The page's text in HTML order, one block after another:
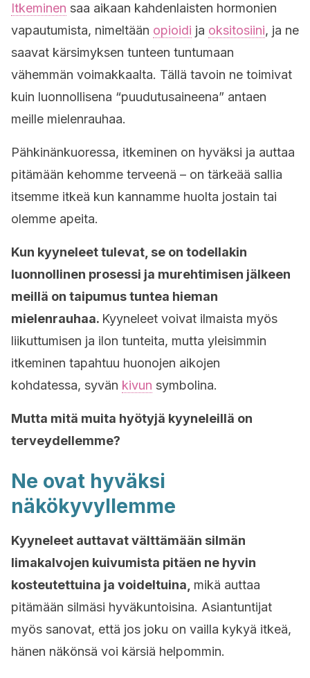
Itkeminen saa aikaan kahdenlaisten hormonien
vapautumista, nimeltään opioidi ja oksitosiini, ja ne
saavat kärsimyksen tunteen tuntumaan
vähemmän voimakkaalta. Tällä tavoin ne toimivat
kuin luonnollisena “puudutusaineena” antaen
meille mielenrauhaa.
Pähkinänkuoressa, itkeminen on hyväksi ja auttaa
pitämään kehomme terveenä – on tärkeää sallia
itsemme itkeä kun kannamme huolta jostain tai
olemme apeita.
Kun kyyneleet tulevat, se on todellakin
luonnollinen prosessi ja murehtimisen jälkeen
meillä on taipumus tuntea hieman
mielenrauhaa. Kyyneleet voivat ilmaista myös
liikuttumisen ja ilon tunteita, mutta yleisimmin
itkeminen tapahtuu huonojen aikojen
kohdatessa, syvän kivun symbolina.
Mutta mitä muita hyötyjä kyyneleillä on
terveydellemme?
Ne ovat hyväksi
näkökyvyllemme
Kyyneleet auttavat välttämään silmän
limakalvojen kuivumista pitäen ne hyvin
kosteutettuina ja voideltuina, mikä auttaa
pitämään silmäsi hyväkuntoisina. Asiantuntijat
myös sanovat, että jos joku on vailla kykyä itkeä,
hänen näkönsä voi kärsiä helpommin.